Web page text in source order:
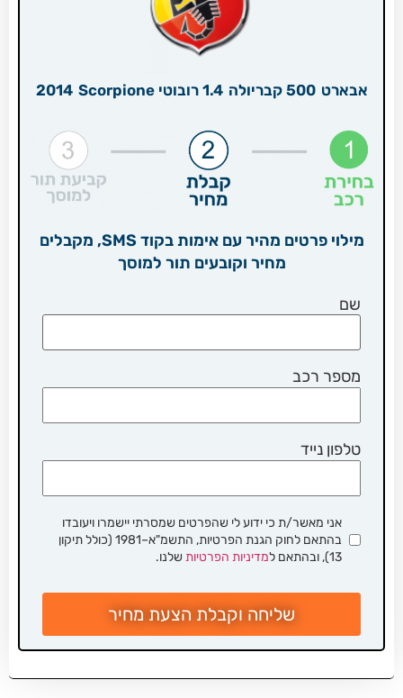
אבארט 500 קבריולה 1.4 רובוטי Scorpione 2014
מילוי פרטים מהיר עם אימות בקוד SMS, מקבלים
מחיר וקובעים תור למוסך
שם
מספר רכב
טלפון נייד
אני מאשר/ת כי ידוע לי שהפרטים שמסרתי יישמרו ויעובדו
בהתאם לחוק הגנת הפרטיות, התשמ"א–1981 (כולל תיקון
13), ובהתאם ל
מדיניות הפרטיות שלנו.
שליחה וקבלת הצעת מחיר